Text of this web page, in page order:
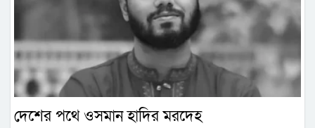
দেশের পথে ওসমান হাদির মরদেহ